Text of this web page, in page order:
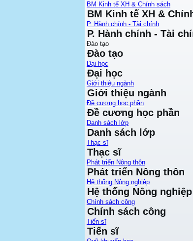
BM Kinh tế XH & Chính sách
BM Kinh tế XH &
P. Hành chính - Tài chính
P. Hành chính - Tài
Đào tạo
Đào tạo
Đại học
Đại học
Giới thiệu ngành
Giới thiệu ngành
Đề cương học phần
Đề cương học phần
Danh sách lớp
Danh sách lớp
Thạc sĩ
Thạc sĩ
Phát triển Nông thôn
Phát triển Nông thôn
Hệ thống Nông nghiệp
Hệ thống Nông nghiệp
Chính sách công
Chính sách công
Tiến sĩ
Tiến sĩ